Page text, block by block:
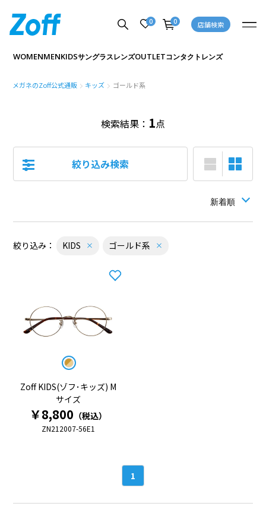
0 0 店舗検索
WOMENMENKIDSサングラスレンズOUTLETコンタクトレンズ
メガネのZoff公式通販 キッズ ゴールド系
検索結果： 1点
絞り込み検索
キャンペーン
セル・プラスチック メタル (チタン・ステンレス)
(プラスチックとメタル)
□
メガネのサイズで検索ができます
とても狭い
絞り込み： KIDS ゴールド系
Zoff KIDS(ゾフ･キッズ) M
サイズ
￥8,800 （税込）
ZN212007-56E1
1